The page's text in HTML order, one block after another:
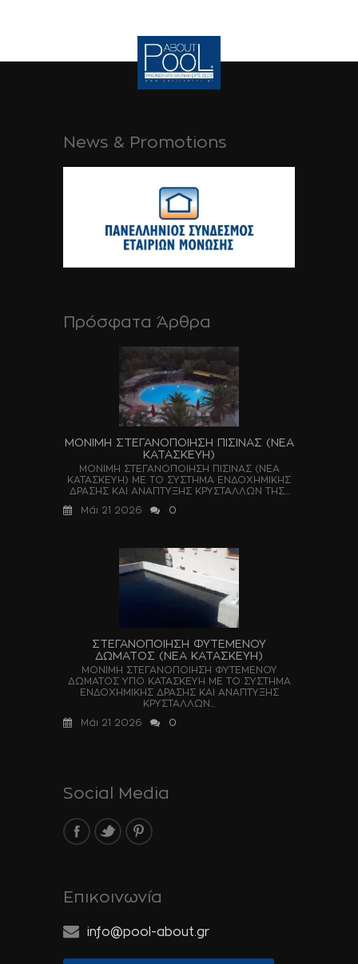
News & Promotions
Πρόσφατα Άρθρα
ΜΟΝΙΜΗ ΣΤΕΓΑΝΟΠΟΙΗΣΗ ΠΙΣΙΝΑΣ (ΝΕΑ
ΚΑΤΑΣΚΕΥΗ)
ΜΟΝΙΜΗ ΣΤΕΓΑΝΟΠΟΙΗΣΗ ΠΙΣΙΝΑΣ (ΝΕΑ
ΚΑΤΑΣΚΕΥΗ) ΜΕ ΤΟ ΣΥΣΤΗΜΑ ΕΝΔΟΧΗΜΙΚΗΣ
ΔΡΑΣΗΣ ΚΑΙ ΑΝΑΠΤΥΞΗΣ ΚΡΥΣΤΑΛΛΩΝ ΤΗΣ...
Μάι 21 2026
0
ΣΤΕΓΑΝΟΠΟΙΗΣΗ ΦΥΤΕΜΕΝΟΥ
ΔΩΜΑΤΟΣ (ΝΕΑ ΚΑΤΑΣΚΕΥΗ)
ΜΟΝΙΜΗ ΣΤΕΓΑΝΟΠΟΙΗΣΗ ΦΥΤΕΜΕΝΟΥ
ΔΩΜΑΤΟΣ ΥΠΟ ΚΑΤΑΣΚΕΥΗ ΜΕ ΤΟ ΣΥΣΤΗΜΑ
ΕΝΔΟΧΗΜΙΚΗΣ ΔΡΑΣΗΣ ΚΑΙ ΑΝΑΠΤΥΞΗΣ
ΚΡΥΣΤΑΛΛΩΝ...
Μάι 21 2026
0
Social Media
Επικοινωνία
info@pool-about.gr